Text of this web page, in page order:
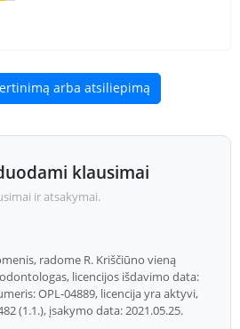
arba atsiliepimą
klausimai
ir atsakymai.
radome R. Kriščiūno vieną
licencijos išdavimo data:
OPL-04889, licencija yra aktyvi,
(1.1.), įsakymo data: 2021.05.25.